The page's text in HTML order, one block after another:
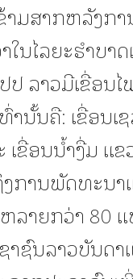
າມສາກຫລັງກ
ໃນໄລຍະຮໍາບາ
ປ ລາວມີເຂື່ອນ
ານັ້ນຄື: ເຂື່ອນເ
ເຂື່ອນນໍ້າງື່ມ ແຂ
ງການພັດທະນ
ລາຍກວ່າ 80
ຊົນລາວບັນດາເ